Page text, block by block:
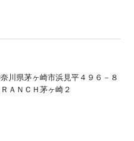
川県茅ヶ崎市浜見平４９６－８
ＲＡＮＣＨ茅ヶ崎２